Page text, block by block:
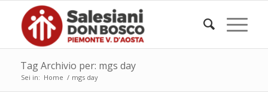
Tag Archivio per: mgs day
Sei in: Home / mgs day